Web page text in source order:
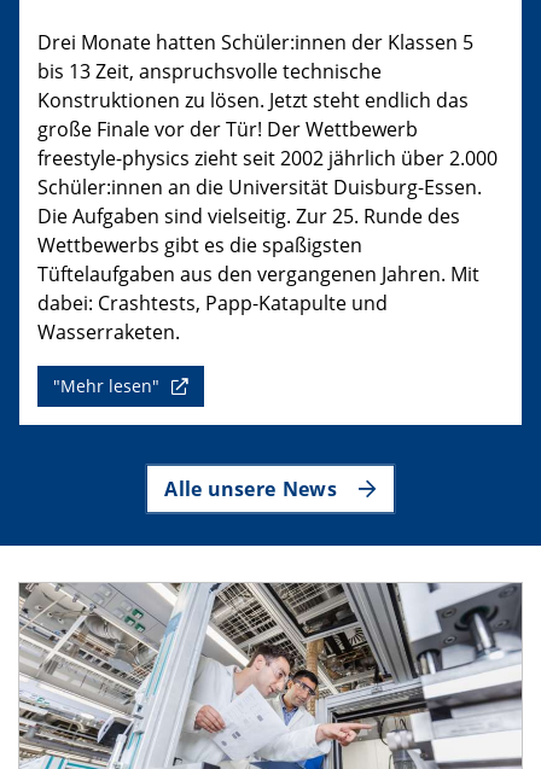
Drei Monate hatten Schüler:innen der Klassen 5
bis 13 Zeit, anspruchsvolle technische
Konstruktionen zu lösen. Jetzt steht endlich das
große Finale vor der Tür! Der Wettbewerb
freestyle-physics zieht seit 2002 jährlich über 2.000
Schüler:innen an die Universität Duisburg-Essen.
Die Aufgaben sind vielseitig. Zur 25. Runde des
Wettbewerbs gibt es die spaßigsten
Tüftelaufgaben aus den vergangenen Jahren. Mit
dabei: Crashtests, Papp-Katapulte und
Wasserraketen.
"Mehr lesen"
Alle unsere News